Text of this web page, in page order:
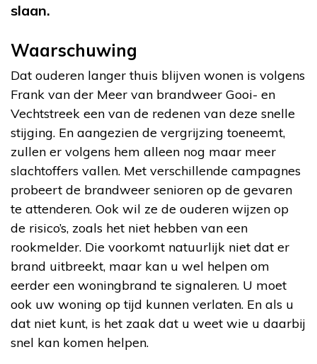
slaan.
Waarschuwing
Dat ouderen langer thuis blijven wonen is volgens
Frank van der Meer van brandweer Gooi- en
Vechtstreek een van de redenen van deze snelle
stijging. En aangezien de vergrijzing toeneemt,
zullen er volgens hem alleen nog maar meer
slachtoffers vallen. Met verschillende campagnes
probeert de brandweer senioren op de gevaren
te attenderen. Ook wil ze de ouderen wijzen op
de risico’s, zoals het niet hebben van een
rookmelder. Die voorkomt natuurlijk niet dat er
brand uitbreekt, maar kan u wel helpen om
eerder een woningbrand te signaleren. U moet
ook uw woning op tijd kunnen verlaten. En als u
dat niet kunt, is het zaak dat u weet wie u daarbij
snel kan komen helpen.